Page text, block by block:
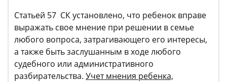
Статьей 57 СК установлено, что ребенок вправе
выражать свое мнение при решении в семье
любого вопроса, затрагивающего его интересы,
а также быть заслушанным в ходе любого
судебного или административного
разбирательства. Учет мнения ребенка,